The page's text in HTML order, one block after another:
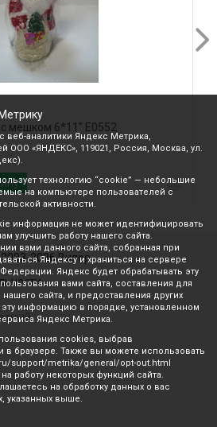
мешком 6*11" Е0552
2026 Вилор
веб-аналитики Яндекс Метрика,
ООО «ЯНДЕКС», 119021, Россия, Москва, ул.
технологию “cookie” — небольшие
на компьютере пользователей с
активности.
информация не может идентифицировать
улучшить работу нашего сайта.
вами данного сайта, собранная при
Яндексу и храниться на сервере
Яндекс будет обрабатывать эту
вами сайта, составления для
сайта, и предоставления других
эту информацию в порядке, установленном
Яндекс Метрика.
cookies, выбрав
в браузере. Также вы можете использовать
support/metrika/general/opt-out.html
работу некоторых функций сайта.
на обработку данных о вас
указанных выше.